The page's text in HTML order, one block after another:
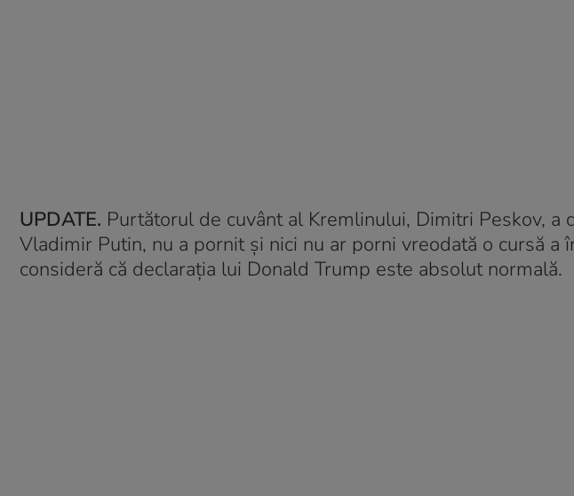
UPDATE. Purtătorul de cuvânt al Kremlinului, Dimitri Peskov, a
Vladimir Putin, nu a pornit și nici nu ar porni vreodată o cursă a
consideră că declaraţia lui Donald Trump este absolut normală.